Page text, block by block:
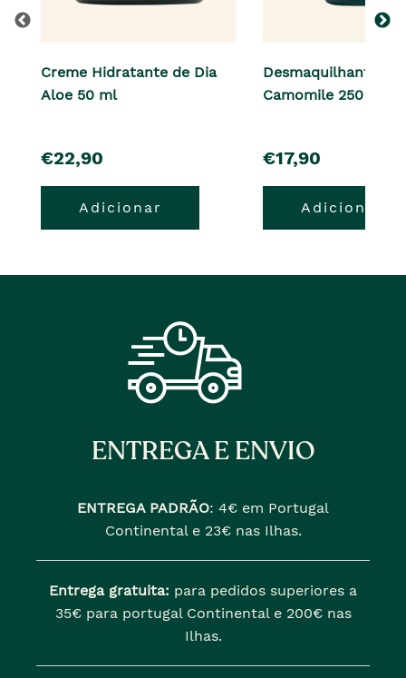
Creme Hidratante de Dia
Aloe 50 ml
pre�o
€22,90
Adicionar
Desmaquilhante de
Camomile 250 ml
pre�o
€17,90
Adicionar
ENTREGA E ENVIO
ENTREGA PADRÃO: 4€ em Portugal
Continental e 23€ nas Ilhas.
Entrega gratuita: para pedidos superiores a
35€ para portugal Continental e 200€ nas
Ilhas.